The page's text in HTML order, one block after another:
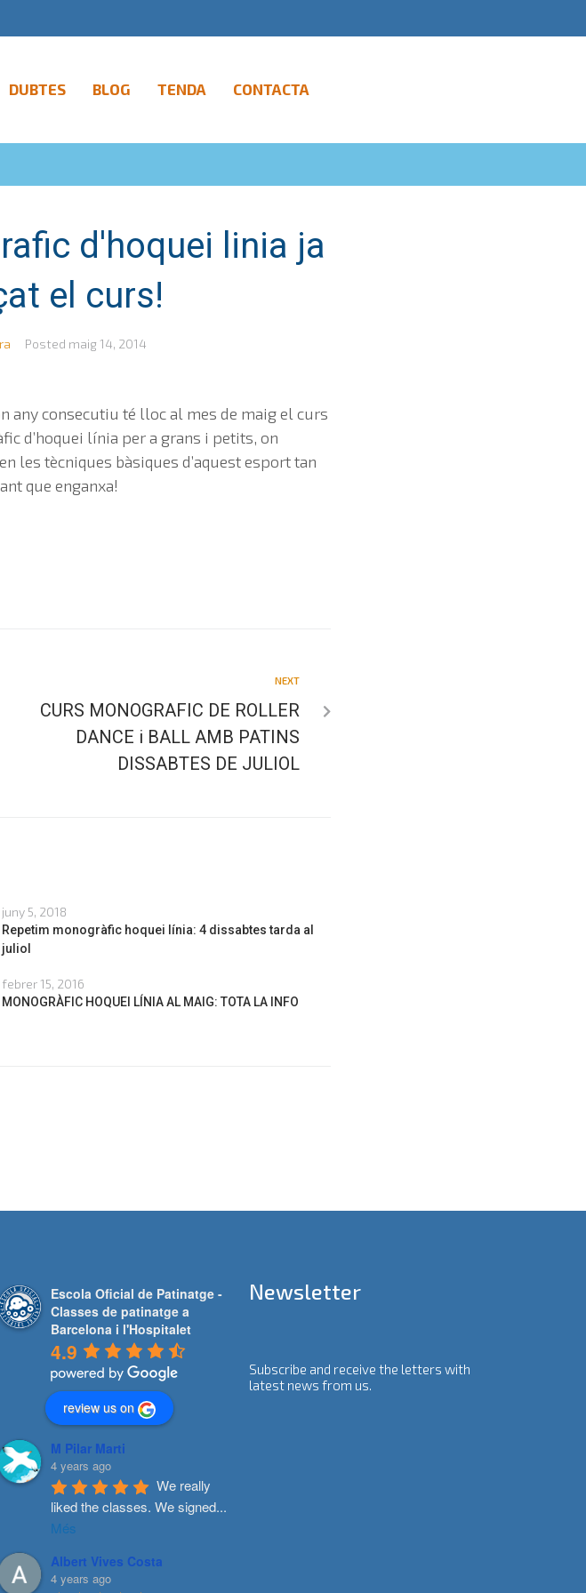
DUBTES BLOG TENDA CONTACTA
d'hoquei linia ja
el curs!
Posted maig 14, 2014
any consecutiu té lloc al mes de maig el curs
d’hoquei línia per a grans i petits, on
les tècniques bàsiques d’aquest esport tan
que enganxa!
NEXT
CURS MONOGRAFIC DE ROLLER
DANCE i BALL AMB PATINS
DISSABTES DE JULIOL
juny 5, 2018
Repetim monogràfic hoquei línia: 4 dissabtes tarda al
juliol
febrer 15, 2016
MONOGRÀFIC HOQUEI LÍNIA AL MAIG: TOTA LA INFO
Escola Oficial de Patinatge -
Classes de patinatge a
Barcelona i l'Hospitalet
4.9
review us on
M Pilar Marti
4 years ago
We really
liked the classes. We signed...
Més
Albert Vives Costa
4 years ago
Newsletter
Subscribe and receive the letters with
latest news from us.